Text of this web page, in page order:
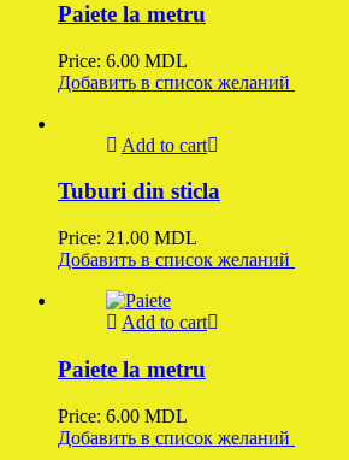
Paiete la metru
Price: 6.00 MDL
Добавить в список желаний
Add to cart
Tuburi din sticla
Price: 21.00 MDL
Добавить в список желаний
Add to cart
Paiete la metru
Price: 6.00 MDL
Добавить в список желаний